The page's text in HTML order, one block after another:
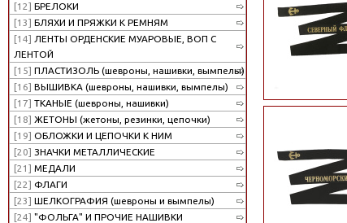
[12] БРЕЛОКИ
[13] БЛЯХИ И ПРЯЖКИ К РЕМНЯМ
[14] ЛЕНТЫ ОРДЕНСКИЕ МУАРОВЫЕ, ВОП С
ЛЕНТОЙ
[15] ПЛАСТИЗОЛЬ (шевроны, нашивки, вымпелы)
[16] ВЫШИВКА (шевроны, нашивки, вымпелы)
[17] ТКАНЫЕ (шевроны, нашивки)
[18] ЖЕТОНЫ (жетоны, резинки, цепочки)
[19] ОБЛОЖКИ И ЦЕПОЧКИ К НИМ
[20] ЗНАЧКИ МЕТАЛЛИЧЕСКИЕ
[21] МЕДАЛИ
[22] ФЛАГИ
[23] ШЕЛКОГРАФИЯ (шевроны и вымпелы)
[24] "ФОЛЬГА" И ПРОЧИЕ НАШИВКИ